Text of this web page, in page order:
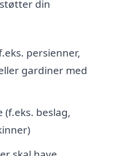
din
persienner,
gardiner med
beslag,